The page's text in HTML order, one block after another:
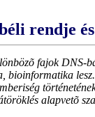
rendje
fajok DNS-
bioinformatika
alapvetõ